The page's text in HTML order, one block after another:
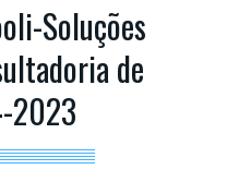
Soluções
de
2023